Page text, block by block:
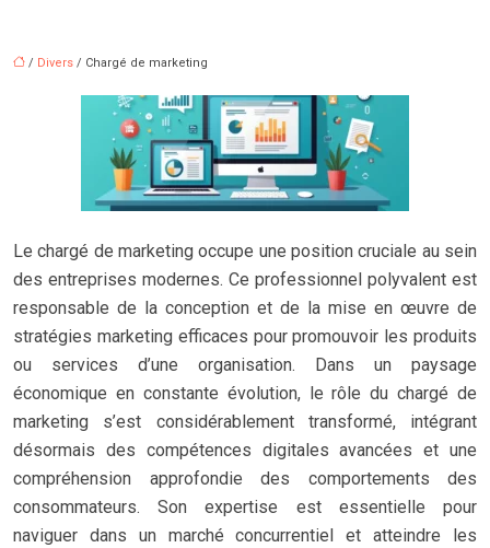
/ Divers / Chargé de marketing
Le chargé de marketing occupe une position cruciale au sein
des entreprises modernes. Ce professionnel polyvalent est
responsable de la conception et de la mise en œuvre de
stratégies marketing efficaces pour promouvoir les produits
ou services d’une organisation. Dans un paysage
économique en constante évolution, le rôle du chargé de
marketing s’est considérablement transformé, intégrant
désormais des compétences digitales avancées et une
compréhension approfondie des comportements des
consommateurs. Son expertise est essentielle pour
naviguer dans un marché concurrentiel et atteindre les